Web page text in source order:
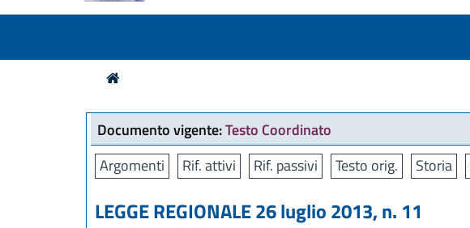
Documento vigente:Testo Coordinato
Argomenti
Rif. attivi Rif. passivi Testo orig. Storia
LEGGE REGIONALE 26 luglio 2013, n. 11